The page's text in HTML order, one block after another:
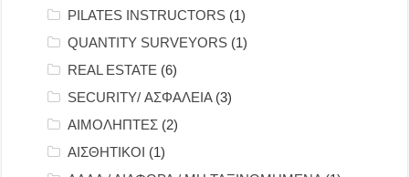
PILATES INSTRUCTORS (1)
QUANTITY SURVEYORS (1)
REAL ESTATE (6)
SECURITY/ ΑΣΦΑΛΕΙΑ(3)
ΑΙΜΟΛΗΠΤΕΣ (2)
ΑΙΣΘΗΤΙΚΟΙ (1)